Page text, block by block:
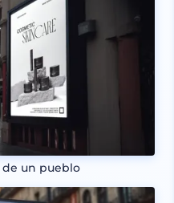
un pueblo